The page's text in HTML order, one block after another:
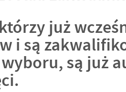
już
i są
są już